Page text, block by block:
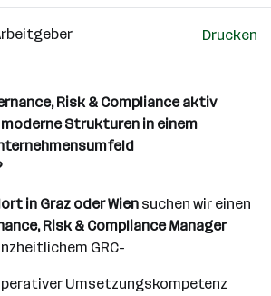
Drucken
Risk & Compliance aktiv
Strukturen in einem
in Graz oder Wien suchen wir einen
Risk & Compliance Manager
GRC-
Umsetzungskompetenz